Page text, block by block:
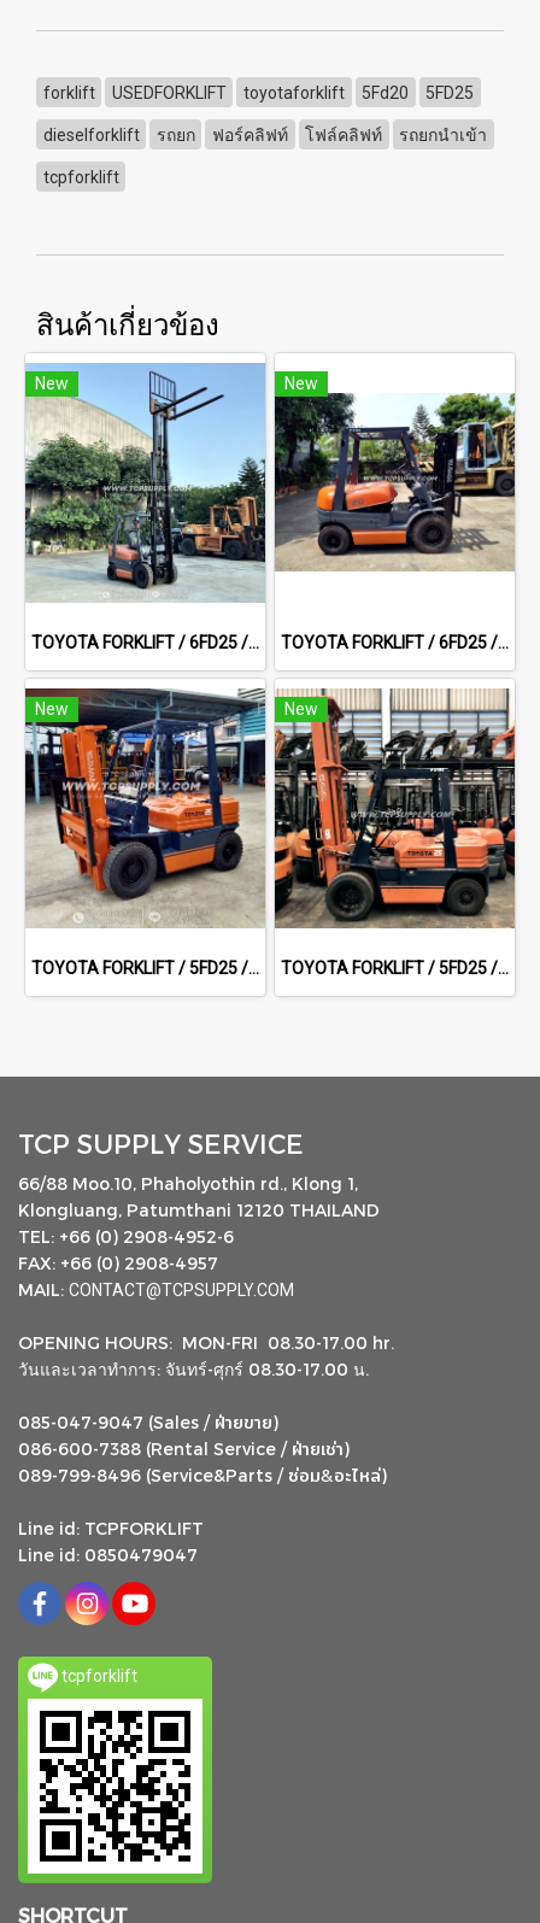
forklift USEDFORKLIFT toyotaforklift 5Fd20 5FD25
dieselforklift รถยก ฟอร์คลิฟท์ โฟล์คลิฟท์ รถยกนำเข้า
tcpforklift
สินค้าเกี่ยวข้อง
New
TOYOTA FORKLIFT / 6FD25 / 5.0 m
New
TOYOTA FORKLIFT / 6FD25 / 3.0 m Full Free
New
TOYOTA FORKLIFT / 5FD25 / 3.0 m Full free sideshift
New
TOYOTA FORKLIFT / 5FD25 / 5.0 m
TCP SUPPLY SERVICE
66/88 Moo.10, Phaholyothin rd., Klong 1,
Klongluang, Patumthani 12120 THAILAND
TEL: +66 (0) 2908-4952-6
FAX: +66 (0) 2908-4957
MAIL: CONTACT@TCPSUPPLY.COM
OPENING HOURS: MON-FRI 08.30-17.00 hr.
วันและเวลาทำการ: จันทร์-ศุกร์ 08.30-17.00 น.
085-047-9047 (Sales / ฝ่ายขาย)
086-600-7388 (Rental Service / ฝ่ายเช่า)
089-799-8496 (Service&Parts / ซ่อม&อะไหล่)
Line id: TCPFORKLIFT
Line id: 0850479047
tcpforklift
SHORTCUT